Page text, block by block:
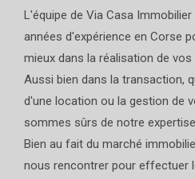
L'équipe de Via Casa
années d'expérience en Corse
mieux dans la réalisation de vos
Aussi bien dans la transaction,
d'une location ou la gestion de
sommes sûrs de notre
Bien au fait du marché
nous rencontrer pour effectuer